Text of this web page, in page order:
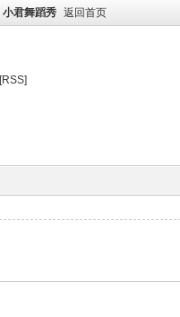
小君舞蹈秀 返回首页
[RSS]